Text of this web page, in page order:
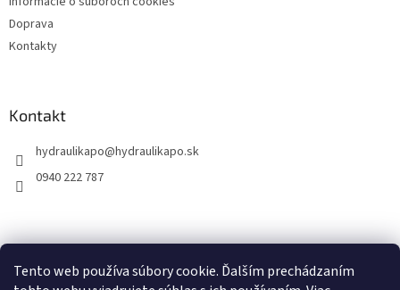
Tento web používa súbory cookie. Ďalším prechádzaním
Doprava
Kontakty
Kontakt
hydraulikapo@hydraulikapo.sk
0940 222 787